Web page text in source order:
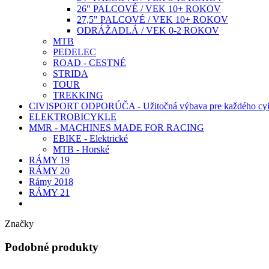
26" PALCOVÉ / VEK 10+ ROKOV
27,5" PALCOVÉ / VEK 10+ ROKOV
ODRÁŽADLÁ / VEK 0-2 ROKOV
MTB
PEDELEC
ROAD - CESTNÉ
STRIDA
TOUR
TREKKING
CIVISPORT ODPORÚČA - Užitočná výbava pre každého
ELEKTROBICYKLE
MMR - MACHINES MADE FOR RACING
EBIKE - Elektrické
MTB - Horské
RÁMY 19
RÁMY 20
Rámy 2018
RÁMY 21
Značky
Podobné produkty